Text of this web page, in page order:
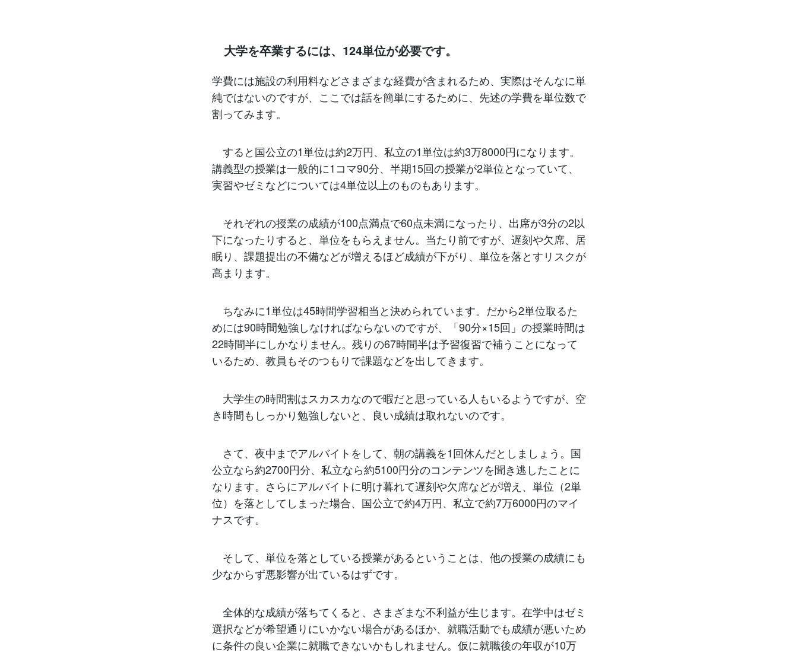
大学を卒業するには、124単位が必要です。
学費には施設の利用料などさまざまな経費が含まれるため、実際はそんなに単
純ではないのですが、ここでは話を簡単にするために、先述の学費を単位数で
割ってみます。
すると国公立の1単位は約2万円、私立の1単位は約3万8000円になります。
講義型の授業は一般的に1コマ90分、半期15回の授業が2単位となっていて、
実習やゼミなどについては4単位以上のものもあります。
それぞれの授業の成績が100点満点で60点未満になったり、出席が3分の2以
下になったりすると、単位をもらえません。当たり前ですが、遅刻や欠席、居
眠り、課題提出の不備などが増えるほど成績が下がり、単位を落とすリスクが
高まります。
ちなみに1単位は45時間学習相当と決められています。だから2単位取るた
めには90時間勉強しなければならないのですが、「90分×15回」の授業時間は
22時間半にしかなりません。残りの67時間半は予習復習で補うことになって
いるため、教員もそのつもりで課題などを出してきます。
大学生の時間割はスカスカなので暇だと思っている人もいるようですが、空
き時間もしっかり勉強しないと、良い成績は取れないのです。
さて、夜中までアルバイトをして、朝の講義を1回休んだとしましょう。国
公立なら約2700円分、私立なら約5100円分のコンテンツを聞き逃したことに
なります。さらにアルバイトに明け暮れて遅刻や欠席などが増え、単位（2単
位）を落としてしまった場合、国公立で約4万円、私立で約7万6000円のマイ
ナスです。
そして、単位を落としている授業があるということは、他の授業の成績にも
少なからず悪影響が出ているはずです。
全体的な成績が落ちてくると、さまざまな不利益が生じます。在学中はゼミ
選択などが希望通りにいかない場合があるほか、就職活動でも成績が悪いため
に条件の良い企業に就職できないかもしれません。仮に就職後の年収が10万